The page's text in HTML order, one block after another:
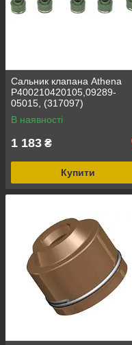
Сальник клапана Athena
P400210420105,09289-
05015, (317097)
В наявності
1 183 ₴
Купити